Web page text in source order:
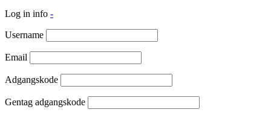
Log in info -
Username
Email
Adgangskode
Gentag adgangskode